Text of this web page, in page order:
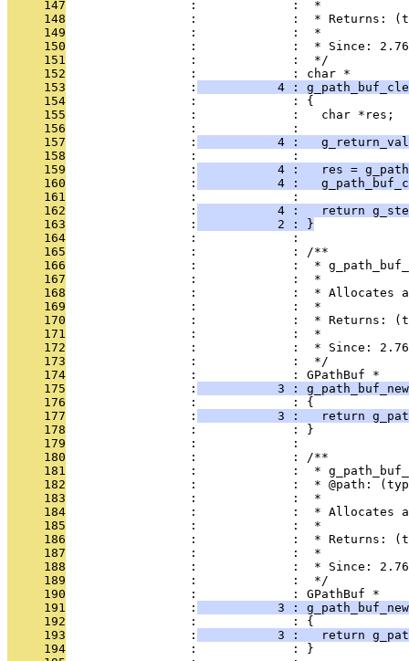
     147
                 :             :  *
     148
:             :  * Returns:
     149
                 :             :  *
     150
                 :             :  * Since: 2.76
     151
                 :             :  */
     152
                 :             : char *
     153
                 :
4 :
     154
                 :             : {
     155
                 :             :   char *res;
     156
                 :             :
     157
                 :
4 :
     158
                 :             :
     159
                 :
4 :   res =
     160
                 :
4 :
     161
                 :             :
     162
                 :
4 :   return
     163
                 :
           2 : }
     164
                 :             :
     165
                 :             : /**
     166
:             :  *
     167
                 :             :  *
     168
:             :  * Allocates
     169
                 :             :  *
     170
:             :  * Returns:
     171
                 :             :  *
     172
                 :             :  * Since: 2.76
     173
                 :             :  */
     174
                 :             : GPathBuf *
     175
                 :
3 :
     176
                 :             : {
     177
                 :
3 :   return
     178
                 :             : }
     179
                 :             :
     180
                 :             : /**
     181
:             :  *
     182
:             :  * @path:
     183
                 :             :  *
     184
:             :  * Allocates
     185
                 :             :  *
     186
:             :  * Returns:
     187
                 :             :  *
     188
                 :             :  * Since: 2.76
     189
                 :             :  */
     190
                 :             : GPathBuf *
     191
                 :
3 :
     192
                 :             : {
     193
                 :
3 :   return
     194
                 :             : }